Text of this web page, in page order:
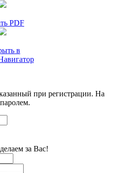
PDF
в
при регистрации. На
за Вас!